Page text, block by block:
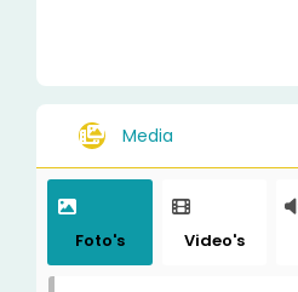
Media
Foto's Video's